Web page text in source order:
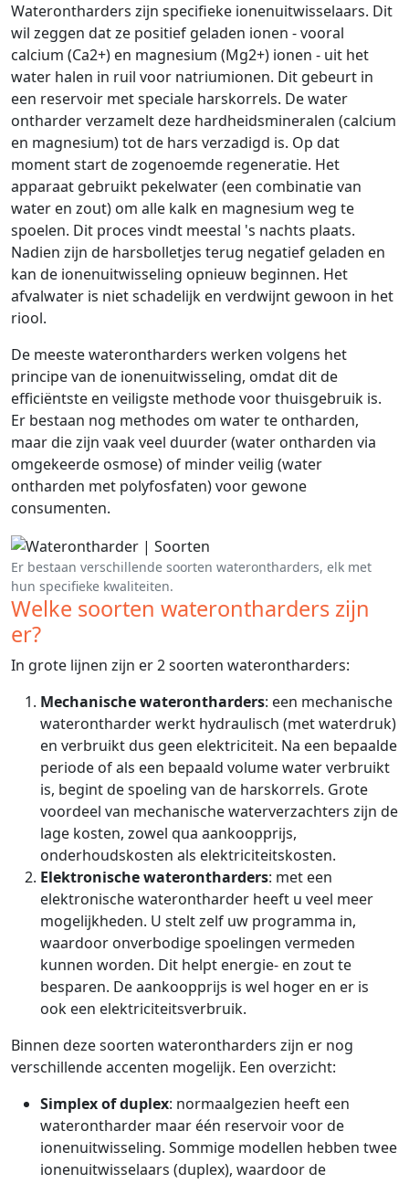
Waterontharders zijn specifieke ionenuitwisselaars. Dit
wil zeggen dat ze positief geladen ionen - vooral
calcium (Ca2+) en magnesium (Mg2+) ionen - uit het
water halen in ruil voor natriumionen. Dit gebeurt in
een reservoir met speciale harskorrels. De water
ontharder verzamelt deze hardheidsmineralen (calcium
en magnesium) tot de hars verzadigd is. Op dat
moment start de zogenoemde regeneratie. Het
apparaat gebruikt pekelwater (een combinatie van
water en zout) om alle kalk en magnesium weg te
spoelen. Dit proces vindt meestal 's nachts plaats.
Nadien zijn de harsbolletjes terug negatief geladen en
kan de ionenuitwisseling opnieuw beginnen. Het
afvalwater is niet schadelijk en verdwijnt gewoon in het
riool.
De meeste waterontharders werken volgens het
principe van de ionenuitwisseling, omdat dit de
efficiëntste en veiligste methode voor thuisgebruik is.
Er bestaan nog methodes om water te ontharden,
maar die zijn vaak veel duurder (water ontharden via
omgekeerde osmose) of minder veilig (water
ontharden met polyfosfaten) voor gewone
consumenten.
Er bestaan verschillende soorten waterontharders, elk met
hun specifieke kwaliteiten.
Welke soorten waterontharders zijn
er?
In grote lijnen zijn er 2 soorten waterontharders:
Mechanische waterontharders: een mechanische
waterontharder werkt hydraulisch (met waterdruk)
en verbruikt dus geen elektriciteit. Na een bepaalde
periode of als een bepaald volume water verbruikt
is, begint de spoeling van de harskorrels. Grote
voordeel van mechanische waterverzachters zijn de
lage kosten, zowel qua aankoopprijs,
onderhoudskosten als elektriciteitskosten.
Elektronische waterontharders: met een
elektronische waterontharder heeft u veel meer
mogelijkheden. U stelt zelf uw programma in,
waardoor onverbodige spoelingen vermeden
kunnen worden. Dit helpt energie- en zout te
besparen. De aankoopprijs is wel hoger en er is
ook een elektriciteitsverbruik.
Binnen deze soorten waterontharders zijn er nog
verschillende accenten mogelijk. Een overzicht:
Simplex of duplex: normaalgezien heeft een
waterontharder maar één reservoir voor de
ionenuitwisseling. Sommige modellen hebben twee
ionenuitwisselaars (duplex), waardoor de